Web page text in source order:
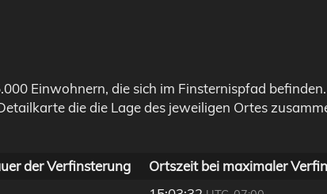
Einwohnern, die sich im Finsternispfad
die die Lage des jeweiligen Ortes
der Verfinsterung
Ortszeit bei maximaler